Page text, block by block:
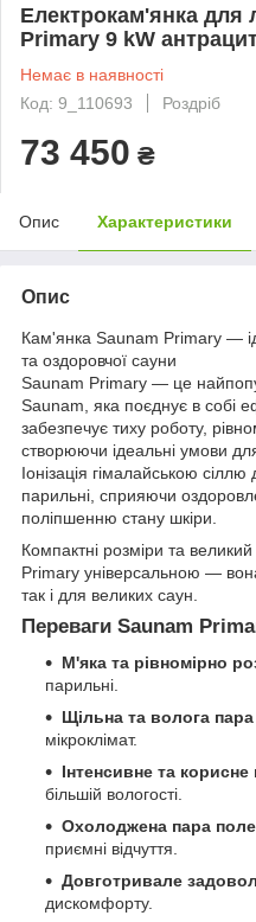
Електрокам'янка для
Primary 9 kW антрацит
Немає в наявності
Код: 9_110693
Роздріб
73 450 ₴
Опис Характеристики
Опис
Кам'янка Saunam Primary —
та оздоровчої сауни
Saunam Primary — це
Saunam, яка поєднує в собі
забезпечує тиху роботу,
створюючи ідеальні умови
Іонізація гімалайською
парильні, сприяючи
поліпшенню стану шкіри.
Компактні розміри та
Primary універсальною —
так і для великих саун.
Переваги Saunam
М'яка та рівномірно
парильні.
Щільна та волога пара
мікроклімат.
Інтенсивне та
більшій вологості.
Охолоджена пара
приємні відчуття.
Довготривале
дискомфорту.